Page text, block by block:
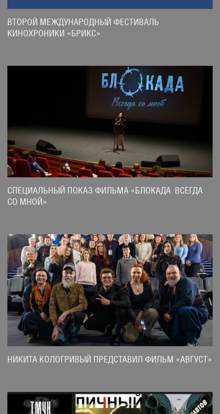
ВТОРОЙ МЕЖДУНАРОДНЫЙ ФЕСТИВАЛЬ
КИНОХРОНИКИ «БРИКС»
СПЕЦИАЛЬНЫЙ ПОКАЗ ФИЛЬМА «БЛОКАДА. ВСЕГДА
СО МНОЙ»
НИКИТА КОЛОГРИВЫЙ ПРЕДСТАВИЛ ФИЛЬМ «АВГУСТ»